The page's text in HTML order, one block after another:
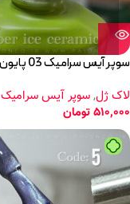
سوپر آیس سرامیک 03 پایون
لاک ژل,سوپر آیس سرامیک
510,000تومان